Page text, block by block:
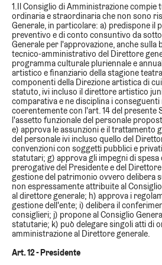
1.Il Consiglio di Amministrazione compie
ordinaria e straordinaria che non sono
Generale, in particolare: a) predispone il
preventivo e di conto consuntivo da
Generale per l'approvazione, anche sulla
tecnico-amministrativo del Direttore
programma culturale pluriennale e
artistico e finanziario della stagione
componenti della Direzione artistica di
statuto, ivi incluso il direttore artistico
comparativa e ne disciplina i
coerentemente con l'art. 14 del presente
l'assetto funzionale del personale
e) approva le assunzioni e il trattamento
del personale ivi incluso quello del
convenzioni con soggetti pubblici e
statutari; g) approva gli impegni di spesa
prerogative del Presidente e del
gestione del patrimonio ovvero delibera
non espressamente attribuite al
al direttore generale; h) approva i
gestione dell'ente; i) delibera il
consiglieri; j) propone al Consiglio
statutarie; k) può delegare singoli atti di
amministrazione al Direttore generale.
Art. 12 - Presidente